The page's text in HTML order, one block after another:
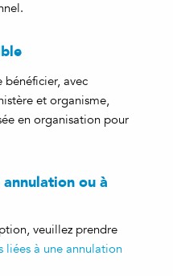
bénéficier, avec
et organisme,
en organisation pour
ou à
veuillez prendre
liées à une annulation